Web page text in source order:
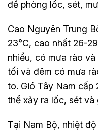
đề phòng lốc, sét,
Cao Nguyên Trung
23°C, cao nhất 26-
nhiều, có mưa rào
tối và đêm có mưa
to. Gió Tây Nam
thể xảy ra lốc, sét và
Tại Nam Bộ, nhiệt